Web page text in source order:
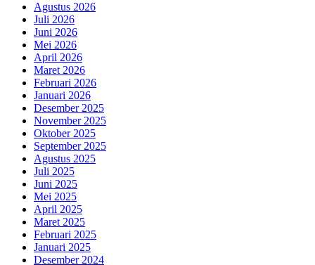
Agustus 2026
Juli 2026
Juni 2026
Mei 2026
April 2026
Maret 2026
Februari 2026
Januari 2026
Desember 2025
November 2025
Oktober 2025
September 2025
Agustus 2025
Juli 2025
Juni 2025
Mei 2025
April 2025
Maret 2025
Februari 2025
Januari 2025
Desember 2024